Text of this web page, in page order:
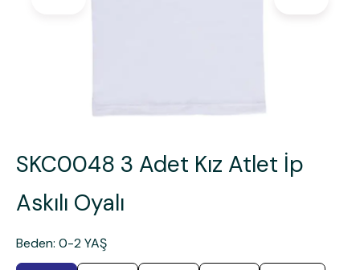
SKC0048 3 Adet Kız Atlet İp
Askılı Oyalı
Beden: 0-2 YAŞ